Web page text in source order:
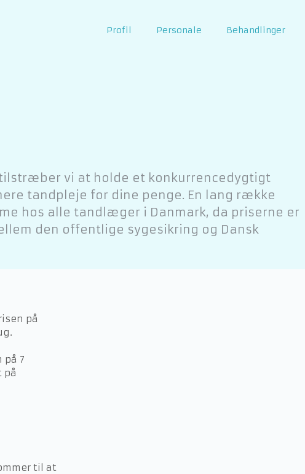
Profil Personale Behandlinger
vi at holde et konkurrencedygtigt
tandpleje for dine penge. En lang række
hos alle tandlæger i Danmark, da priserne er
den offentlige sygesikring og Dansk
på
7
på
til at